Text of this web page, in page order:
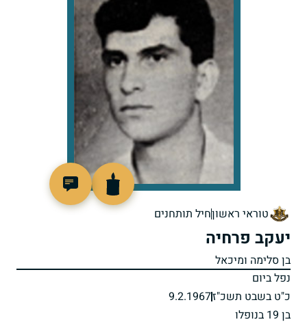
טוראי ראשוןחיל תותחנים
יעקב פרחיה
בן סלימה ומיכאל
נפל ביום
כ"ט בשבט תשכ"ז9.2.1967
בן 19 בנופלו